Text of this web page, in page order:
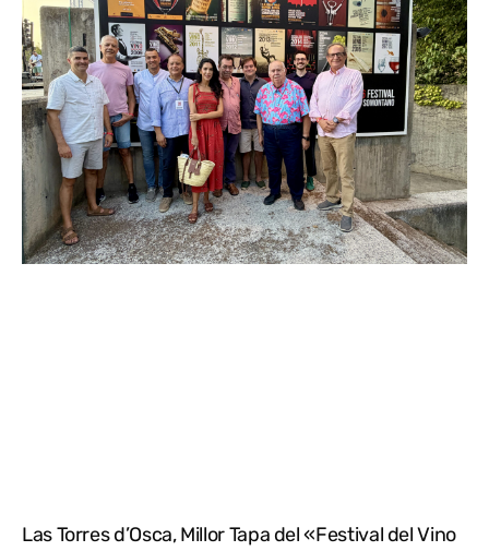
Las Torres d’Osca, Millor Tapa del «Festival del Vino